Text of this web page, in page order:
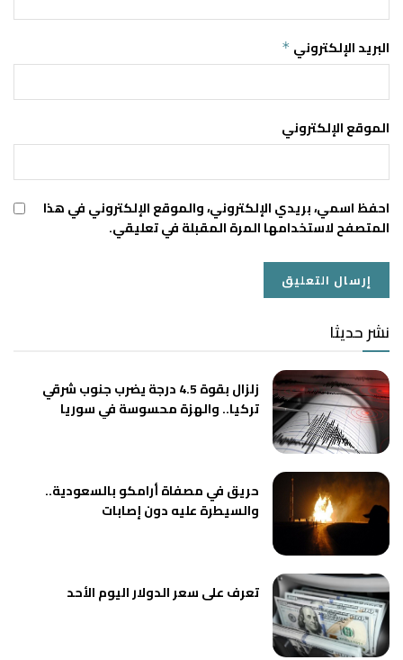
البريد الإلكتروني *
الموقع الإلكتروني
احفظ اسمي، بريدي الإلكتروني، والموقع الإلكتروني في هذا
المتصفح لاستخدامها المرة المقبلة في تعليقي.
نشر حديثا
زلزال بقوة 4.5 درجة يضرب جنوب شرقي
تركيا.. والهزة محسوسة في سوريا
حريق في مصفاة أرامكو بالسعودية..
والسيطرة عليه دون إصابات
تعرف على سعر الدولار اليوم الأحد